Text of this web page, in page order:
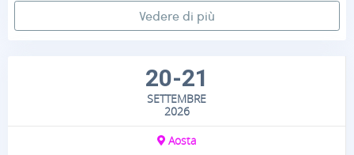
Vedere di più
20-21
SETTEMBRE
2026
Aosta